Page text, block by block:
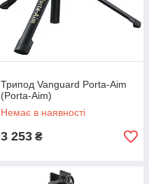
Трипод Vanguard Porta-Aim
(Porta-Aim)
Немає в наявності
3 253 ₴